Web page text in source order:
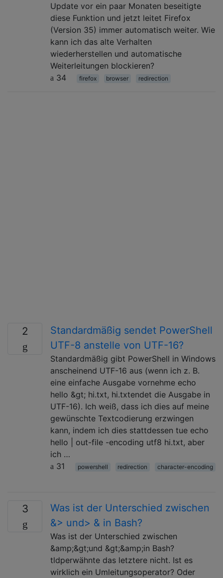
Update vor ein paar Monaten beseitigte
diese Funktion und jetzt leitet Firefox
(Version 35) immer automatisch weiter. Wie
kann ich das alte Verhalten
wiederherstellen und automatische
Weiterleitungen blockieren?
34
firefox browser redirection
2
Standardmäßig sendet PowerShell
UTF-8 anstelle von UTF-16?
Standardmäßig gibt PowerShell in Windows
anscheinend UTF-16 aus (wenn ich z. B.
eine einfache Ausgabe vornehme echo
hello &gt; hi.txt, hi.txtendet die Ausgabe in
UTF-16). Ich weiß, dass ich dies auf meine
gewünschte Textcodierung erzwingen
kann, indem ich dies stattdessen tue echo
hello | out-file -encoding utf8 hi.txt, aber
ich …
31
powershell redirection character-encoding
3
Was ist der Unterschied zwischen
&> und> & in Bash?
Was ist der Unterschied zwischen
&amp;&gt;und &gt;&amp;in Bash?
tldperwähnte das letztere nicht. Ist es
wirklich ein Umleitungsoperator? Oder